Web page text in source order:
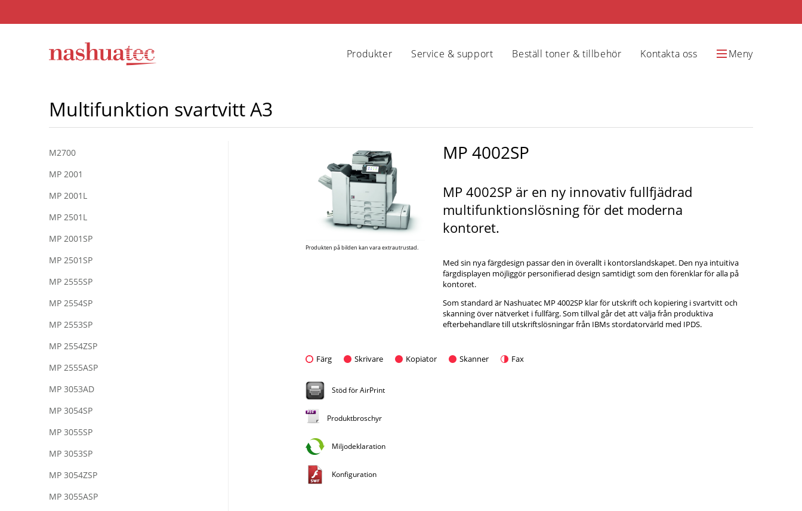
Produkter Service & support Beställ toner & tillbehör Kontakta oss Meny
Multifunktion svartvitt A3
M2700
MP 2001
MP 2001L
MP 2501L
MP 2001SP
MP 2501SP
MP 2555SP
MP 2554SP
MP 2553SP
MP 2554ZSP
MP 2555ASP
MP 3053AD
MP 3054SP
MP 3055SP
MP 3053SP
MP 3054ZSP
MP 3055ASP
Produkten på bilden kan vara extrautrustad.
MP 4002SP
MP 4002SP är en ny innovativ fullfjädrad
multifunktionslösning för det moderna
kontoret.
Med sin nya färgdesign passar den in överallt i kontorslandskapet. Den nya intuitiva
färgdisplayen möjliggör personifierad design samtidigt som den förenklar för alla på
kontoret.
Som standard är Nashuatec MP 4002SP klar för utskrift och kopiering i svartvitt och
skanning över nätverket i fullfärg. Som tillval går det att välja från produktiva
efterbehandlare till utskriftslösningar från IBMs stordatorvärld med IPDS.
Färg Skrivare Kopiator Skanner Fax
Stöd för AirPrint
Produktbroschyr
Miljodeklaration
Konfiguration